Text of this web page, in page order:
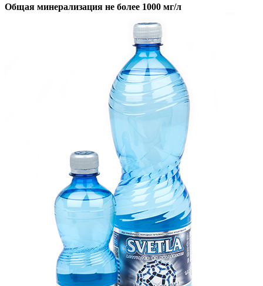
Общая минерализация не более 1000 мг/л